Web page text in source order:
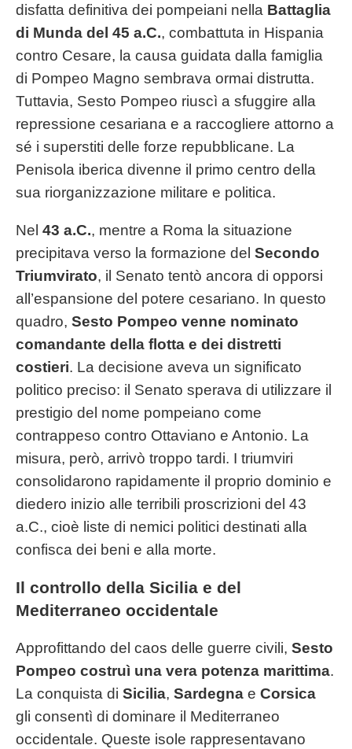
disfatta definitiva dei pompeiani nella Battaglia
di Munda del 45 a.C., combattuta in Hispania
contro Cesare, la causa guidata dalla famiglia
di Pompeo Magno sembrava ormai distrutta.
Tuttavia, Sesto Pompeo riuscì a sfuggire alla
repressione cesariana e a raccogliere attorno a
sé i superstiti delle forze repubblicane. La
Penisola iberica divenne il primo centro della
sua riorganizzazione militare e politica.
Nel 43 a.C., mentre a Roma la situazione
precipitava verso la formazione del Secondo
Triumvirato, il Senato tentò ancora di opporsi
all’espansione del potere cesariano. In questo
quadro, Sesto Pompeo venne nominato
comandante della flotta e dei distretti
costieri. La decisione aveva un significato
politico preciso: il Senato sperava di utilizzare il
prestigio del nome pompeiano come
contrappeso contro Ottaviano e Antonio. La
misura, però, arrivò troppo tardi. I triumviri
consolidarono rapidamente il proprio dominio e
diedero inizio alle terribili proscrizioni del 43
a.C., cioè liste di nemici politici destinati alla
confisca dei beni e alla morte.
Il controllo della Sicilia e del
Mediterraneo occidentale
Approfittando del caos delle guerre civili, Sesto
Pompeo costruì una vera potenza marittima.
La conquista di Sicilia, Sardegna e Corsica
gli consentì di dominare il Mediterraneo
occidentale. Queste isole rappresentavano